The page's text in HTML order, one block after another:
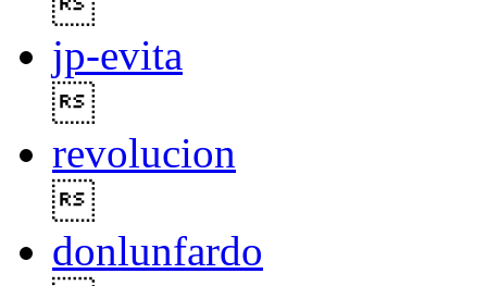
jp-evita
revolucion
donlunfardo